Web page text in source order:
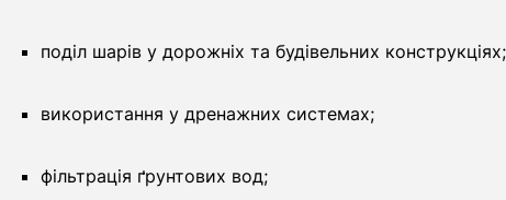
поділ шарів у дорожніх та будівельних конструкціях;
використання у дренажних системах;
фільтрація ґрунтових вод;